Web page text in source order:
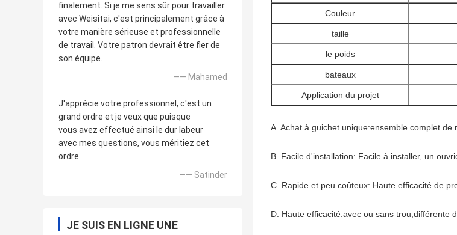
finalement. Si je me sens sûr pour travailler
avec Weisitai, c'est principalement grâce à
votre manière sérieuse et professionnelle
de travail. Votre patron devrait être fier de
son équipe.
—— Mahamed
J'apprécie votre professionnel, c'est un
grand ordre et je veux que puisque
vous avez effectué ainsi le dur labeur
avec mes questions, vous méritiez cet
ordre
—— Satinder
JE SUIS EN LIGNE UNE
Couleur
taille
le poids
bateaux
Application du projet
A. Achat à guichet unique:ensemble complet
B. Facile d'installation: Facile à installer, un
C. Rapide et peu coûteux: Haute efficacité de
D. Haute efficacité:avec ou sans trou,différente